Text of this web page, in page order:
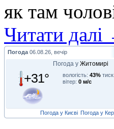
як там
Читати далі
Погода 06.08.26, вечір
Погода у Житомирі
+31° вологість: 43% тиск:
вітер: 0 м/с
Погода у Києві Погода у